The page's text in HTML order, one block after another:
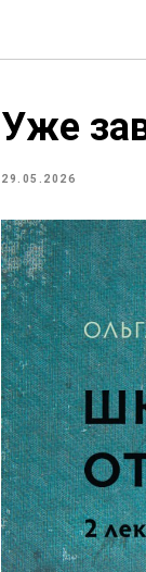
Уже
29.05.2026